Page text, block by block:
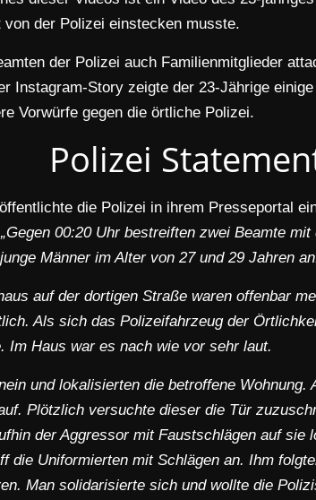
von der Polizei einstecken musste.
der Polizei auch Familienmitglieder
Instagram-Story zeigte der 23-Jährige
Vorwürfe gegen die örtliche Polizei.
Polizei
die Polizei in ihrem Presseportal
„Gegen 00:20 Uhr bestreiften zwei Beamte
Männer im Alter von 27 und 29 Jahren
auf der dortigen Straße waren offenbar
Als sich das Polizeifahrzeug der
Im Haus war es nach wie vor sehr laut.
und lokalisierten die betroffene Wohnung.
Plötzlich versuchte dieser die Tür
der Aggressor mit Faustschlägen auf sie
die Uniformierten mit Schlägen an. Ihm
Man solidarisierte sich und wollte die